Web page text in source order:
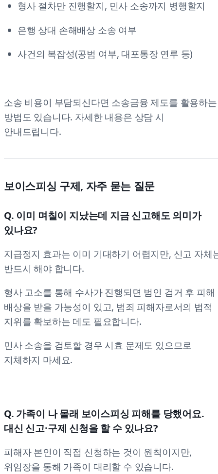
형사 절차만 진행할지, 민사 소송까지 병행할지
은행 상대 손해배상 소송 여부
사건의 복잡성(공범 여부, 대포통장 연루 등)
소송 비용이 부담되신다면 소송금융 제도를 활용하는
방법도 있습니다. 자세한 내용은 상담 시
안내드립니다.
보이스피싱 구제, 자주 묻는 질문
Q. 이미 며칠이 지났는데 지금 신고해도 의미가
있나요?
지급정지 효과는 이미 기대하기 어렵지만, 신고 자체
반드시 해야 합니다.
형사 고소를 통해 수사가 진행되면 범인 검거 후 피해
배상을 받을 가능성이 있고, 범죄 피해자로서의 법적
지위를 확보하는 데도 필요합니다.
민사 소송을 검토할 경우 시효 문제도 있으므로
지체하지 마세요.
Q. 가족이 나 몰래 보이스피싱 피해를 당했어요.
대신 신고·구제 신청을 할 수 있나요?
피해자 본인이 직접 신청하는 것이 원칙이지만,
위임장을 통해 가족이 대리할 수 있습니다.